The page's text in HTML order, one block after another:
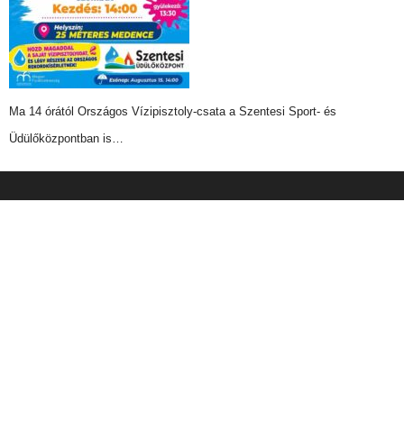
Ma 14 órától Országos Vízipisztoly-csata a Szentesi Sport- és
Üdülőközpontban is…